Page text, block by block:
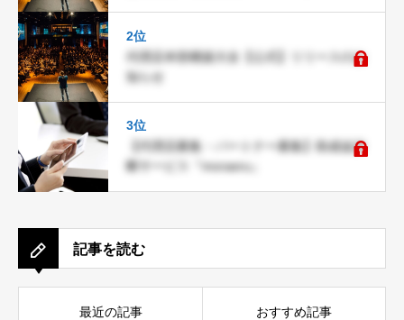
2位
代理店本部構築大全【公式】リリースのお
知らせ
3位
【代理店募集・パートナー募集】助成金診
断サービス『moraeru』
記事を読む
最近の記事 おすすめ記事